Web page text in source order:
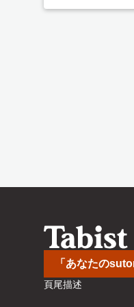
「あなたの
頁尾描述